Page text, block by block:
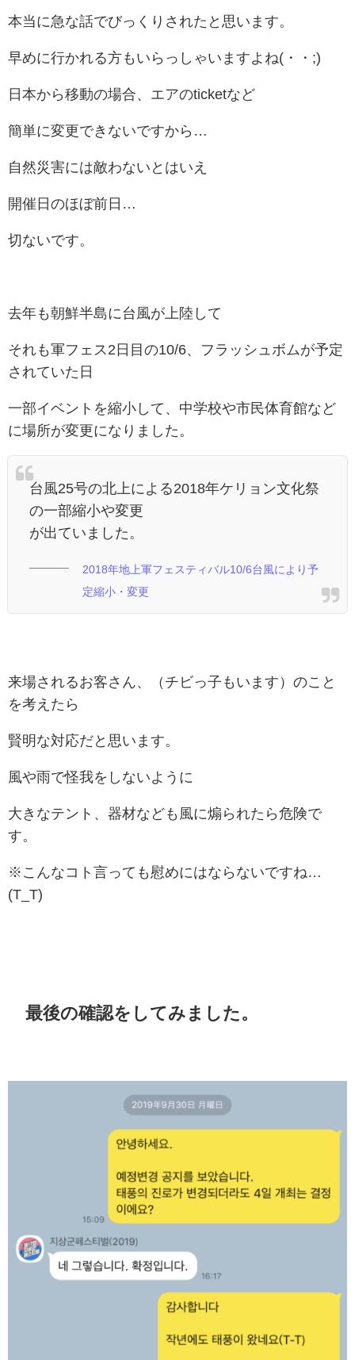
本当に急な話でびっくりされたと思います。
早めに行かれる方もいらっしゃいますよね(・・;)
日本から移動の場合、エアのticketなど
簡単に変更できないですから…
自然災害には敵わないとはいえ
開催日のほぼ前日…
切ないです。
去年も朝鮮半島に台風が上陸して
それも軍フェス2日目の10/6、フラッシュボムが予定
されていた日
一部イベントを縮小して、中学校や市民体育館など
に場所が変更になりました。
台風25号の北上による2018年ケリョン文化祭
の一部縮小や変更
が出ていました。
2018年地上軍フェスティバル10/6台風により予
定縮小・変更
来場されるお客さん、（チビっ子もいます）のこと
を考えたら
賢明な対応だと思います。
風や雨で怪我をしないように
大きなテント、器材なども風に煽られたら危険で
す。
※こんなコト言っても慰めにはならないですね…
(T_T)
最後の確認をしてみました。